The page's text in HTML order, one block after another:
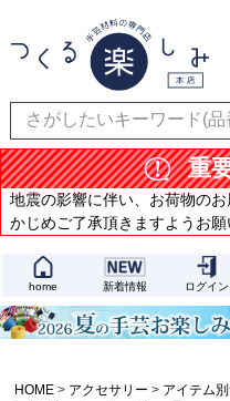
重
地震の影響に伴い、お荷物の
かじめご了承頂きますようお
home 新着情報 ログイン
HOME アクセサリー アイテム